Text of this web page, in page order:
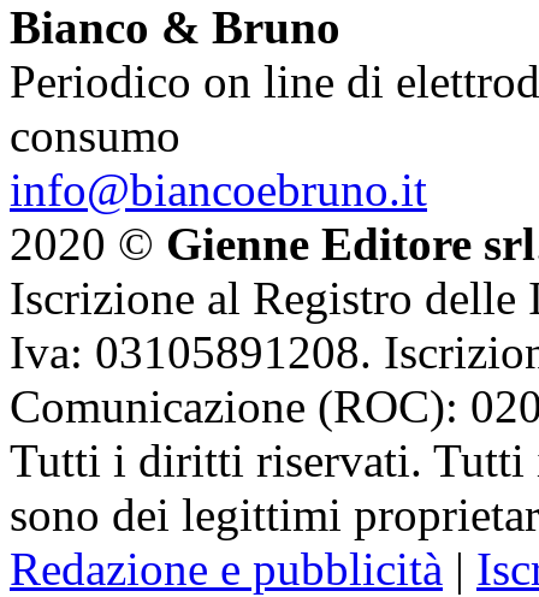
Bianco & Bruno
Periodico on line di
consumo
info@biancoebruno.it
2020 © Gienne Editore srl
Iscrizione al Registro delle
Iva: 03105891208.
Comunicazione (ROC):
Tutti i diritti riservati. Tutti
sono dei legittimi
Redazione e pubblicità |